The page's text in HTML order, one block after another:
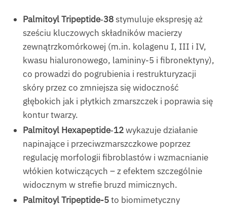
Palmitoyl Tripeptide‑38stymuluje ekspresję aż
sześciu kluczowych składników macierzy
zewnątrzkomórkowej (m.in. kolagenu I, III i IV,
kwasu hialuronowego, lamininy-5 i fibronektyny),
co prowadzi do pogrubienia i restrukturyzacji
skóry przez co zmniejsza się widoczność
głębokich jak i płytkich zmarszczek i poprawia się
kontur twarzy.
Palmitoyl Hexapeptide‑12wykazuje działanie
napinające i przeciwzmarszczkowe poprzez
regulację morfologii fibroblastów i wzmacnianie
włókien kotwiczących – z efektem szczególnie
widocznym w strefie bruzd mimicznych.
Palmitoyl Tripeptide-5to biomimetyczny